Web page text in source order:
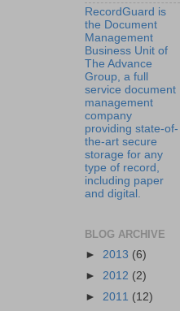
RecordGuard is
the Document
Management
Business Unit of
The Advance
Group, a full
service document
management
company
providing state-of-
the-art secure
storage for any
type of record,
including paper
and digital.
BLOG ARCHIVE
► 2013 (6)
► 2012 (2)
► 2011 (12)